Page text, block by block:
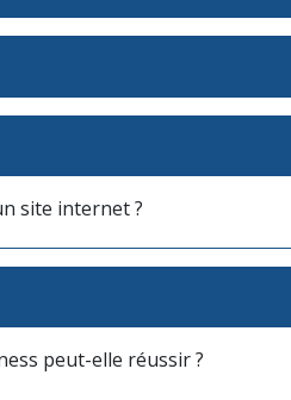
site internet ?
peut-elle réussir ?